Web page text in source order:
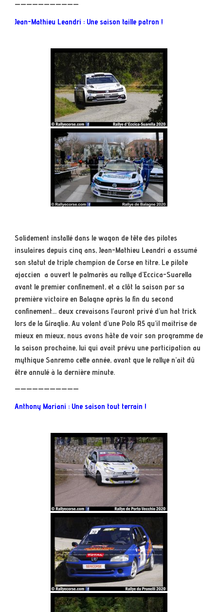
———————————
Jean-Mathieu Leandri : Une saison taille patron !
Solidement installé dans le wagon de tête des pilotes
insulaires depuis cinq ans, Jean-Mathieu Leandri a assumé
son statut de triple champion de Corse en titre. Le pilote
ajaccien a ouvert le palmarès au rallye d’Eccica-Suarella
avant le premier confinement, et a clôt la saison par sa
première victoire en Balagne après la fin du second
confinement… deux crevaisons l’auront privé d’un hat trick
lors de la Giraglia. Au volant d’une Polo R5 qu’il maitrise de
mieux en mieux, nous avons hâte de voir son programme de
la saison prochaine, lui qui avait prévu une participation au
mythique Sanremo cette année, avant que le rallye n’ait dû
être annulé à la dernière minute.
———————————
Anthony Mariani : Une saison tout terrain !